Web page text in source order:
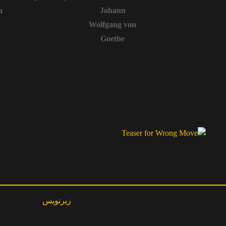
Johann
Wolfgang von
Goethe
زیرنویس